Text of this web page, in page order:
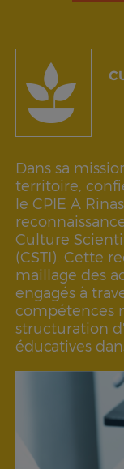
Dans sa
territoire,
le CPIE A
Culture
(CSTI). Cette
maillage des
engagés à
compétences
structuration
éducatives